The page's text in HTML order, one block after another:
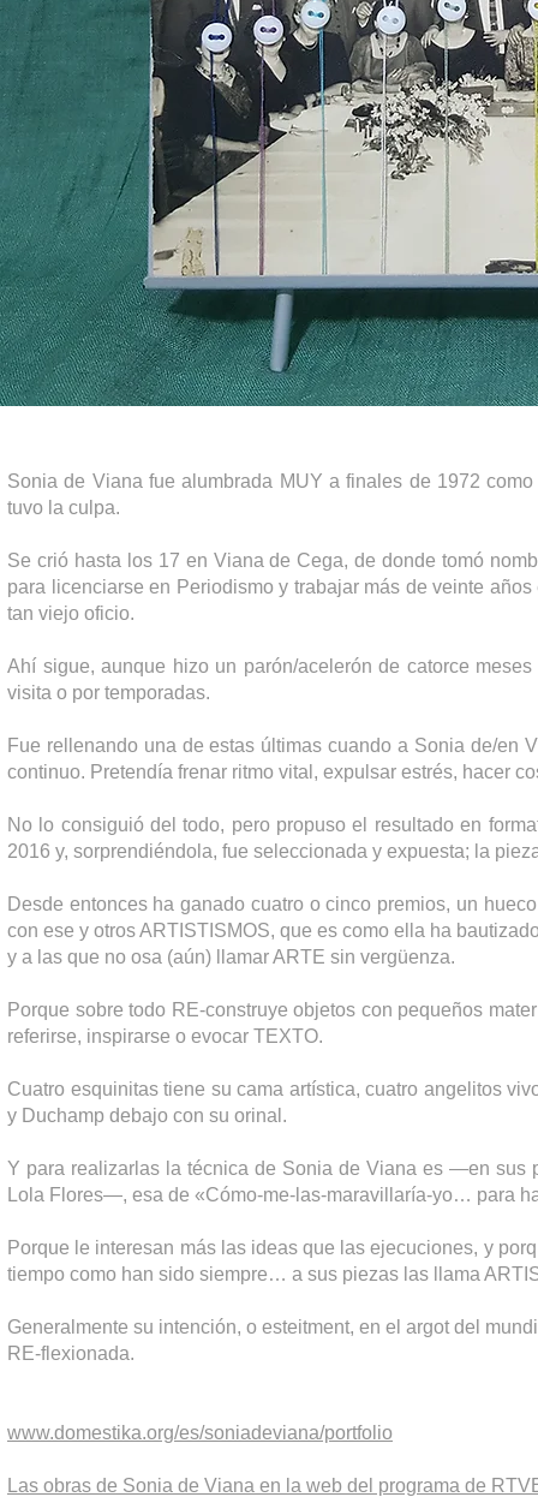
Sonia de Viana fue alumbrada MUY a finales de 1972
tuvo la culpa.
Se crió hasta los 17 en Viana de Cega, de donde tomó
para licenciarse en Periodismo y trabajar más de veinte
tan viejo oficio.
Ahí sigue, aunque hizo un parón/acelerón de catorce
visita o por temporadas.
Fue rellenando una de estas últimas cuando a Sonia de/en
continuo. Pretendía frenar ritmo vital, expulsar estrés, hacer
No lo consiguió del todo, pero propuso el resultado en
2016 y, sorprendiéndola, fue seleccionada y expuesta; la
Desde entonces ha ganado cuatro o cinco premios, un
con ese y otros ARTISTISMOS, que es como ella ha
y a las que no osa (aún) llamar ARTE sin vergüenza.
Porque sobre todo RE-construye objetos con pequeños
referirse, inspirarse o evocar TEXTO.
Cuatro esquinitas tiene su cama artística, cuatro angelitos
y Duchamp debajo con su orinal.
Y para realizarlas la técnica de Sonia de Viana es —en sus
Lola Flores—, esa de «Cómo-me-las-maravillaría-yo… para
Porque le interesan más las ideas que las ejecuciones, y
tiempo como han sido siempre… a sus piezas las llama
Generalmente su intención, o esteitment, en el argot del
RE-flexionada.
www.domestika.org/es/soniadeviana/portfolio
Las obras de Sonia de Viana en la web del programa de